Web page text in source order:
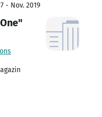
- Nov. 2019